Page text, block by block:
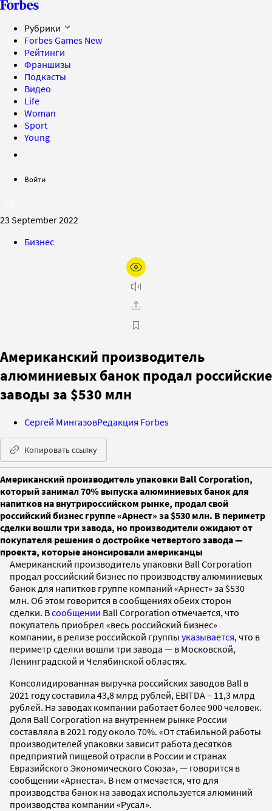
Рубрики
Forbes Games New
Рейтинги
Франшизы
Подкасты
Видео
Life
Woman
Sport
Young
Войти
23 September 2022
Бизнес
Американский производитель
алюминиевых банок продал российские
заводы за $530 млн
Сергей МингазовРедакция Forbes
Копировать ссылку
Американский производитель упаковки Ball Corporation,
который занимал 70% выпуска алюминиевых банок для
напитков на внутрироссийском рынке, продал свой
российский бизнес группе «Арнест» за $530 млн. В периметр
сделки вошли три завода, но производители ожидают от
покупателя решения о достройке четвертого завода —
проекта, которые анонсировали американцы
Американский производитель упаковки Ball Corporation
продал российский бизнес по производству алюминиевых
банок для напитков группе компаний «Арнест» за $530
млн. Об этом говорится в сообщениях обеих сторон
сделки. Всообщении Ball Corporation отмечается, что
покупатель приобрел «весь российский бизнес»
компании, в релизе российской группы указывается, что в
периметр сделки вошли три завода — в Московской,
Ленинградской и Челябинской областях.
Консолидированная выручка российских заводов Ball в
2021 году составила 43,8 млрд рублей, EBITDA – 11,3 млрд
рублей. На заводах компании работает более 900 человек.
Доля Ball Corporation на внутреннем рынке России
составляла в 2021 году около 70%. «От стабильной работы
производителей упаковки зависит работа десятков
предприятий пищевой отрасли в России и странах
Евразийского Экономического Союза», — говорится в
сообщении «Арнеста». В нем отмечается, что для
производства банок на заводах используется алюминий
производства компании «Русал».